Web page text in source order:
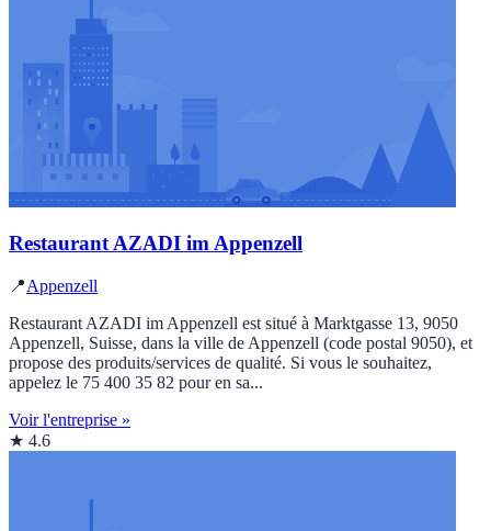
Restaurant AZADI im Appenzell
📍Appenzell
Restaurant AZADI im Appenzell est situé à Marktgasse 13, 9050
Appenzell, Suisse, dans la ville de Appenzell (code postal 9050), et
propose des produits/services de qualité. Si vous le souhaitez,
appelez le 75 400 35 82 pour en sa...
Voir l'entreprise »
★ 4.6